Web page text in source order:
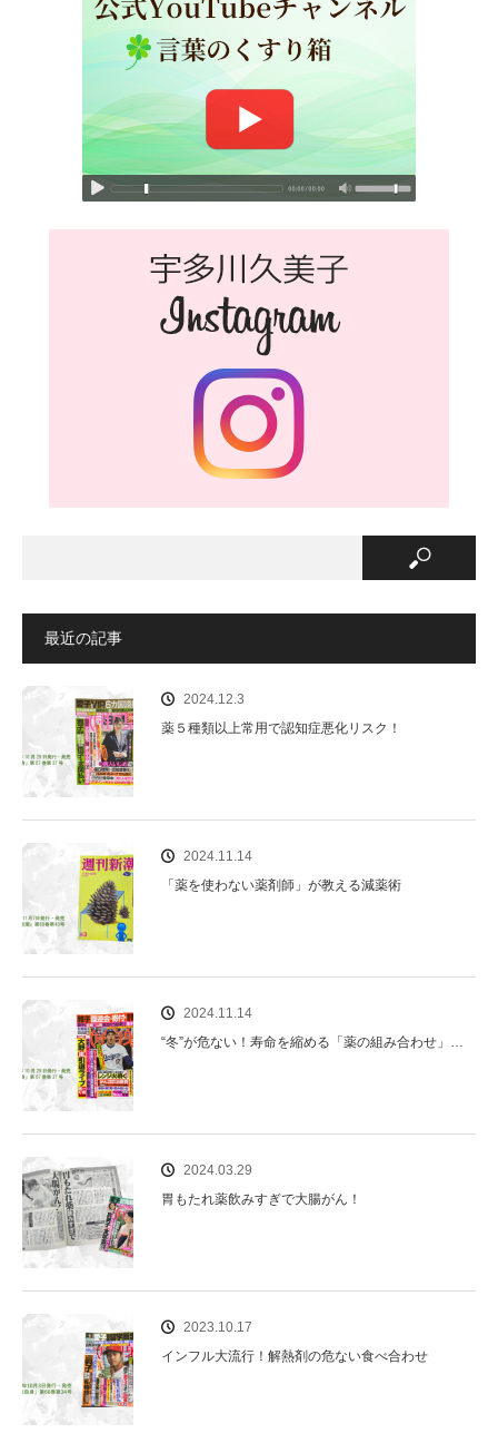
最近の記事
2024.12.3
薬５種類以上常用で認知症悪化リスク！
2024.11.14
「薬を使わない薬剤師」が教える減薬術
2024.11.14
“冬”が危ない！寿命を縮める「薬の組み合わせ」…
2024.03.29
胃もたれ薬飲みすぎで大腸がん！
2023.10.17
インフル大流行！解熱剤の危ない食べ合わせ